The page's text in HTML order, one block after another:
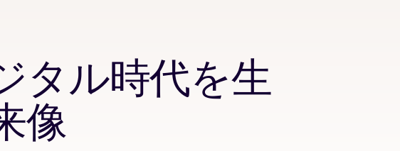
タル時代を生
像